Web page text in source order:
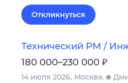
Откликнуться
Технический PM /
180 000–230 000 ₽
14 июля 2026 Москва